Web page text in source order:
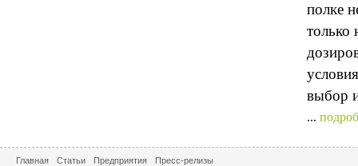
полке
только
выбор
...
Главная Статьи Предприятия Пресс-релизы